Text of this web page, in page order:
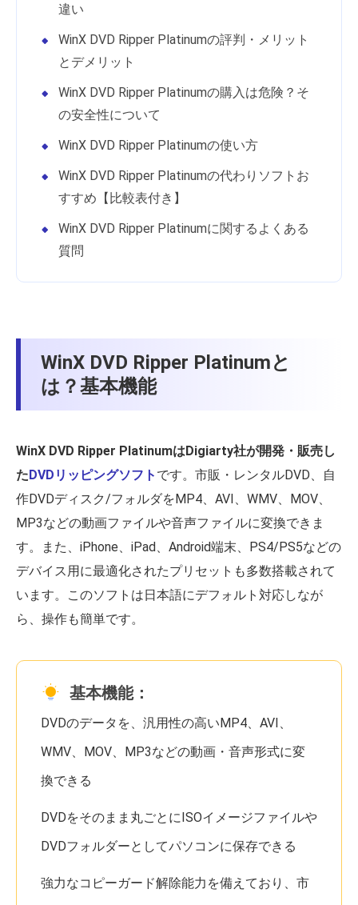
違い
WinX DVD Ripper Platinumの評判・メリット
とデメリット
WinX DVD Ripper Platinumの購入は危険？そ
の安全性について
WinX DVD Ripper Platinumの使い方
WinX DVD Ripper Platinumの代わりソフトお
すすめ【比較表付き】
WinX DVD Ripper Platinumに関するよくある
質問
WinX DVD Ripper Platinumと
は？基本機能
WinX DVD Ripper PlatinumはDigiarty社が開発・販売し
たDVDリッピングソフト です。市販・レンタルDVD、自
作DVDディスク/フォルダをMP4、AVI、WMV、MOV、
MP3などの動画ファイルや音声ファイルに変換できま
す。また、iPhone、iPad、Android端末、PS4/PS5などの
デバイス用に最適化されたプリセットも多数搭載されて
います。このソフトは日本語にデフォルト対応しなが
ら、操作も簡単です。
基本機能：
DVDのデータを、汎用性の高いMP4、AVI、
WMV、MOV、MP3などの動画・音声形式に変
換できる
DVDをそのまま丸ごとにISOイメージファイルや
DVDフォルダーとしてパソコンに保存できる
強力なコピーガード解除能力を備えており、市